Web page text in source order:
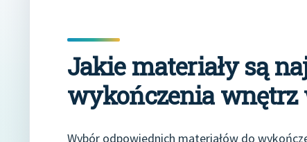
Jakie materiały są
wykończenia wnętrz
Wybór odpowiednich materiałów do